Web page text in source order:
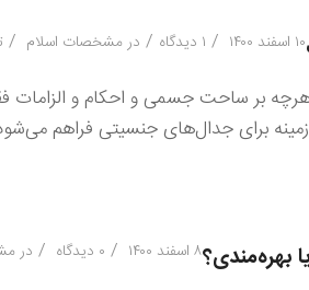
۱۰ اسفند ۱۴۰۰ / ۱ دیدگاه / در مشخصات اسلام /
بر ساحت جسمی و احكام و الزامات
برای جدال‌های جنسیتی فراهم می‌شود.
بهره‌مندی؟۸ اسفند ۱۴۰۰ / ۰ دیدگاه / در